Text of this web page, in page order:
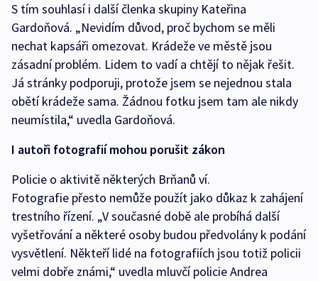
S tím souhlasí i další členka skupiny Kateřina
Gardoňová. „Nevidím důvod, proč bychom se měli
nechat kapsáři omezovat. Krádeže ve městě jsou
zásadní problém. Lidem to vadí a chtějí to nějak řešit.
Já stránky podporuji, protože jsem se nejednou stala
obětí krádeže sama. Žádnou fotku jsem tam ale nikdy
neumístila,“ uvedla Gardoňová.
I autoři fotografií mohou porušit zákon
Policie o aktivitě některých Brňanů ví.
Fotografie přesto nemůže použít jako důkaz k zahájení
trestního řízení. „V současné době ale probíhá další
vyšetřování a některé osoby budou předvolány k podání
vysvětlení. Někteří lidé na fotografiích jsou totiž policii
velmi dobře známi,“ uvedla mluvčí policie Andrea